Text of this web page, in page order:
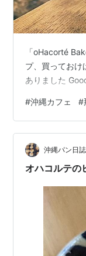
「oHacorté
プ、買っておけ
ありました
#沖縄カフェ #
沖縄パン日誌
オハコルテの